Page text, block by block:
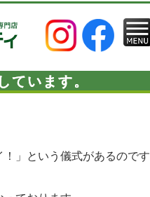
ています。
」という儀式があるのです